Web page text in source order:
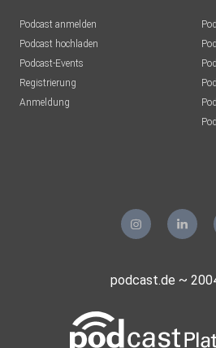
Podcast anmelden
Podcast hochladen
Podcast-Events
Registrierung
Anmeldung
podcast.de ~